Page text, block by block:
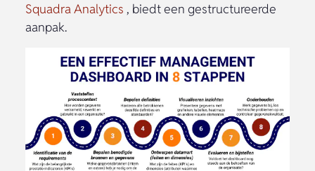
Squadra Analytics , biedt een gestructureerde
aanpak.